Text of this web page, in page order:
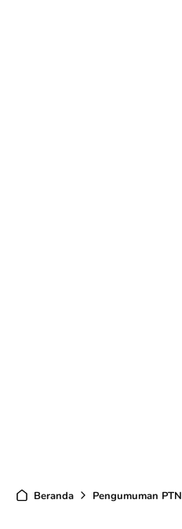
Beranda Pengumuman PTN